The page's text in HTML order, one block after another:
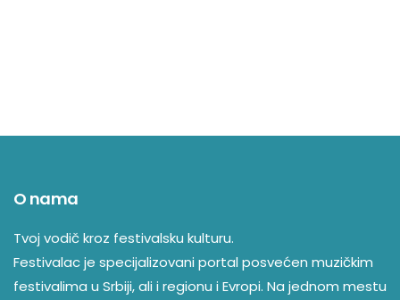
O nama
Tvoj vodič kroz festivalsku kulturu.
Festivalac je specijalizovani portal posvećen muzičkim
festivalima u Srbiji, ali i regionu i Evropi. Na jednom mestu